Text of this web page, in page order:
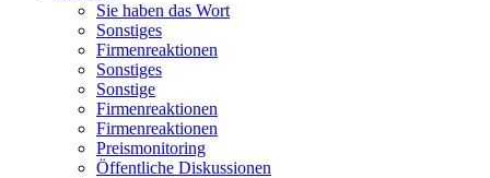
Sie haben das Wort
Sonstiges
Firmenreaktionen
Sonstiges
Sonstige
Firmenreaktionen
Firmenreaktionen
Preismonitoring
Öffentliche Diskussionen